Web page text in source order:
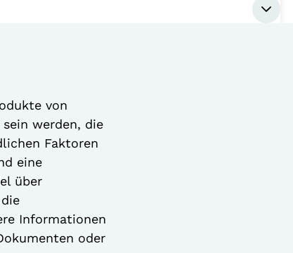
von
werden, die
Faktoren
eine
über
Informationen
oder